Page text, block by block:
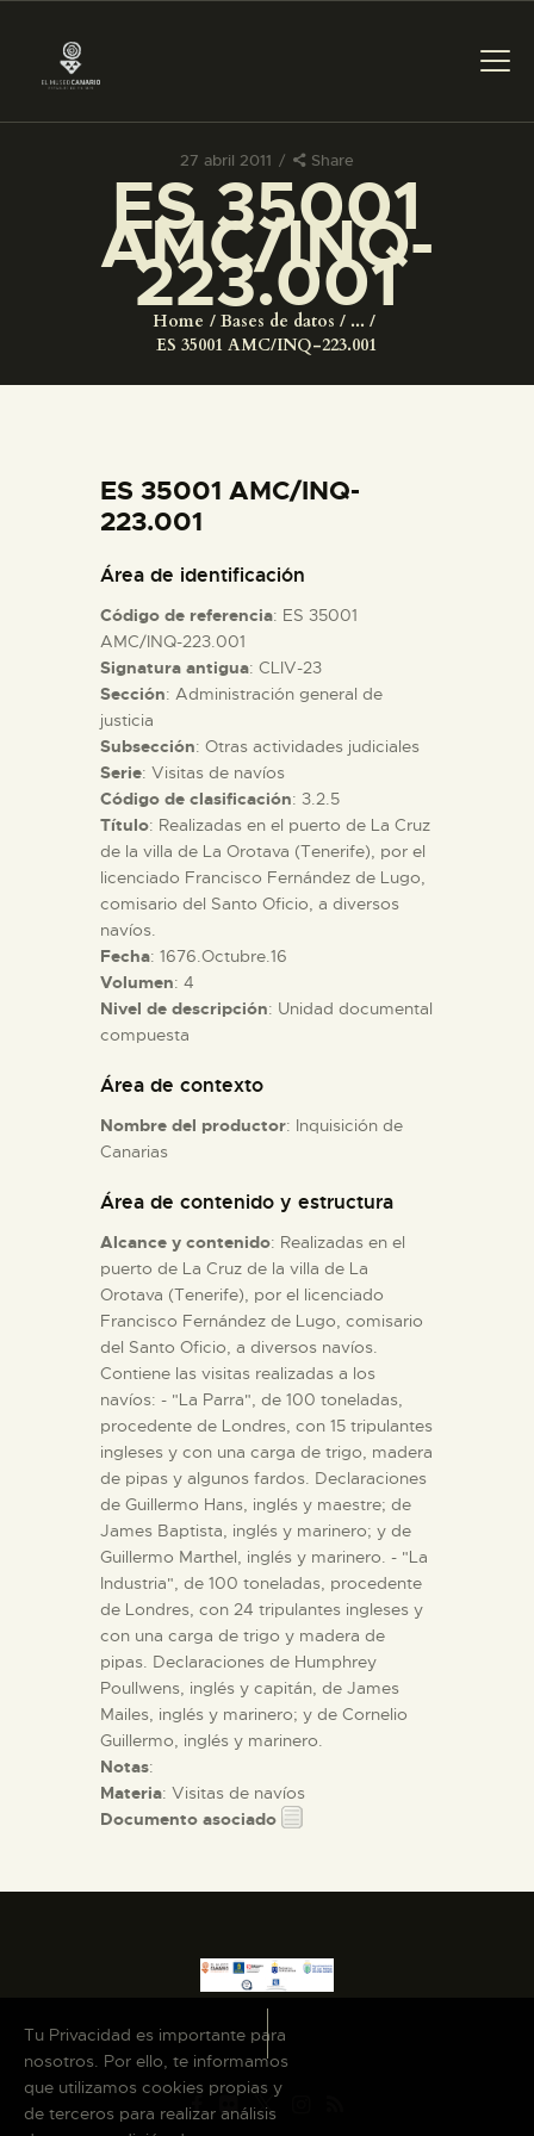
27 abril 2011 Share
ES 35001
AMC/INQ-
223.001
Home Bases de datos
...
ES 35001 AMC/INQ-223.001
PREPARAR LA VISITA
ACTIVIDADES
COLECCIONES
ESPAÑOL
PREPARAR LA VISITA
ACTIVIDADES
█
EL MUSEO
COLECCIONES
ESPAÑOL
ES 35001 AMC/INQ-
223.001
Área de identificación
Código de referencia: ES 35001
AMC/INQ-223.001
Signatura antigua: CLIV-23
Sección: Administración general de
justicia
Subsección: Otras actividades judiciales
Serie: Visitas de navíos
Código de clasificación: 3.2.5
Título: Realizadas en el puerto de La Cruz
de la villa de La Orotava (Tenerife), por el
licenciado Francisco Fernández de Lugo,
comisario del Santo Oficio, a diversos
navíos.
Fecha: 1676.Octubre.16
Volumen: 4
Nivel de descripción: Unidad documental
compuesta
Área de contexto
Nombre del productor: Inquisición de
Canarias
Área de contenido y estructura
Alcance y contenido: Realizadas en el
puerto de La Cruz de la villa de La
Orotava (Tenerife), por el licenciado
Francisco Fernández de Lugo, comisario
del Santo Oficio, a diversos navíos.
Contiene las visitas realizadas a los
navíos: - "La Parra", de 100 toneladas,
procedente de Londres, con 15 tripulantes
ingleses y con una carga de trigo, madera
de pipas y algunos fardos. Declaraciones
de Guillermo Hans, inglés y maestre; de
James Baptista, inglés y marinero; y de
Guillermo Marthel, inglés y marinero. - "La
Industria", de 100 toneladas, procedente
de Londres, con 24 tripulantes ingleses y
con una carga de trigo y madera de
pipas. Declaraciones de Humphrey
Poullwens, inglés y capitán, de James
Mailes, inglés y marinero; y de Cornelio
Guillermo, inglés y marinero.
Notas:
Materia: Visitas de navíos
Documento asociado
Tu Privacidad es importante para
nosotros. Por ello, te informamos
que utilizamos cookies propias y
de terceros para realizar análisis